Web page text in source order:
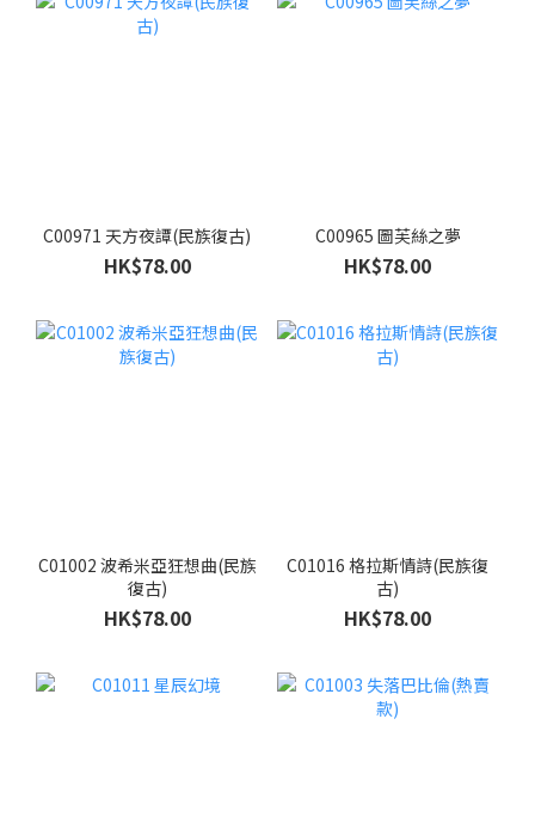
C00971 天方夜譚(民族復古)
HK$78.00
C00965 圖芙絲之夢
HK$78.00
C01002 波希米亞狂想曲(民族
復古)
HK$78.00
C01016 格拉斯情詩(民族復
古)
HK$78.00